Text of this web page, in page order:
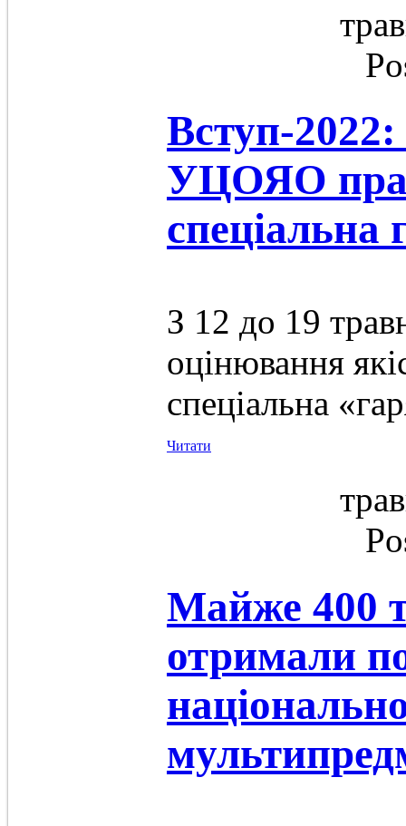
Вступ-2022:
УЦОЯО
спеціальна
З 12 до 19
оцінювання
спеціальна
Читати
Майже 400
отримали